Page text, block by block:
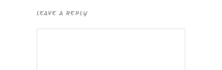
LEAVE A REPLY